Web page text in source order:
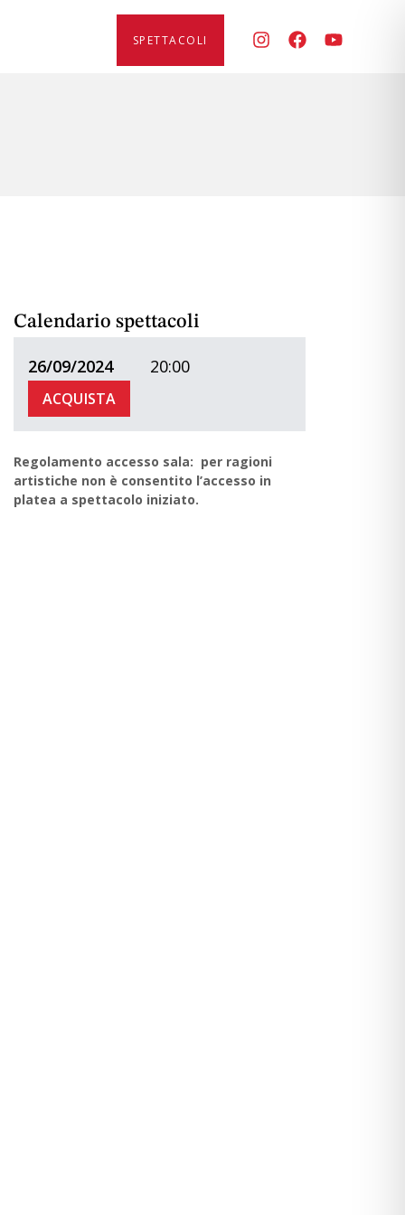
SPETTACOLI
Calendario spettacoli
26/09/2024 20:00
ACQUISTA
Regolamento accesso sala: per ragioni
artistiche non è consentito l’accesso in
platea a spettacolo iniziato.